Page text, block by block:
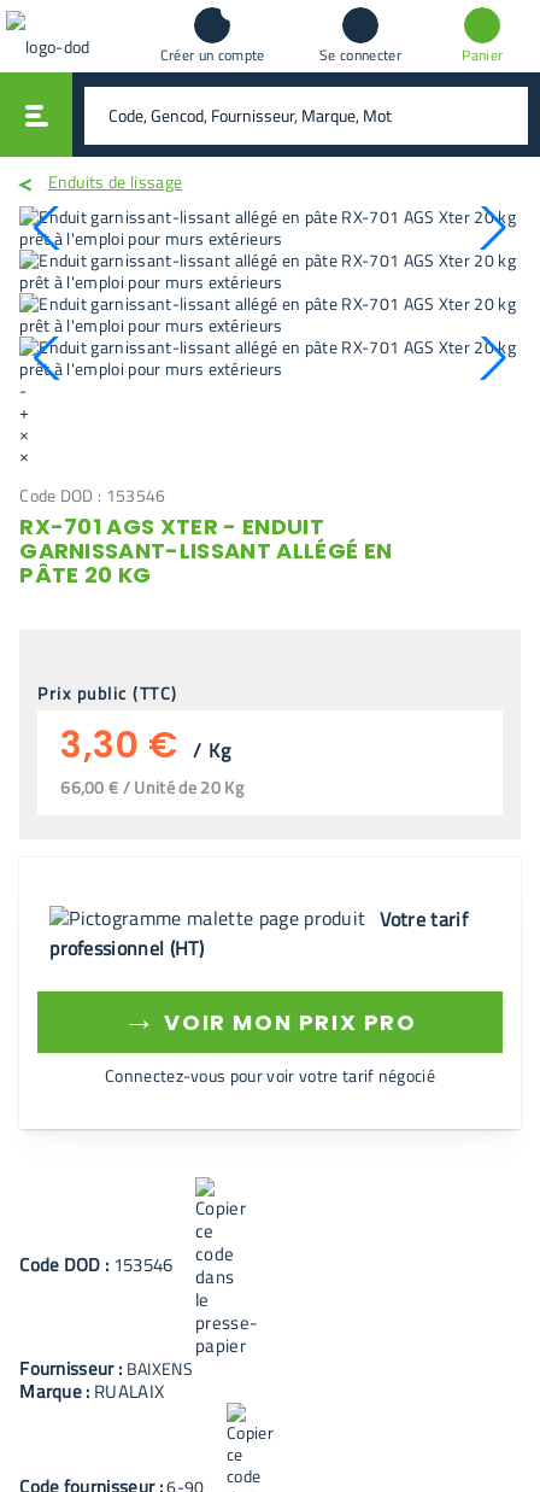
Créer un compte Se connecter Panier
rechercher
Enduits de lissage
-
+
×
×
Code DOD : 153546
RX-701 AGS XTER - ENDUIT
GARNISSANT-LISSANT ALLÉGÉ EN
PÂTE 20 KG
Prix public (TTC)
3,30 € / Kg
66,00 € / Unité de 20 Kg
Votre tarif
professionnel (HT)
→ VOIR MON PRIX PRO
Connectez-vous pour voir votre tarif négocié
Code DOD : 153546
Fournisseur : BAIXENS
Marque : RUALAIX
Code fournisseur :6-90